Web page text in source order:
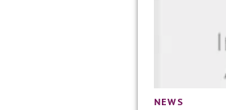
NEWS